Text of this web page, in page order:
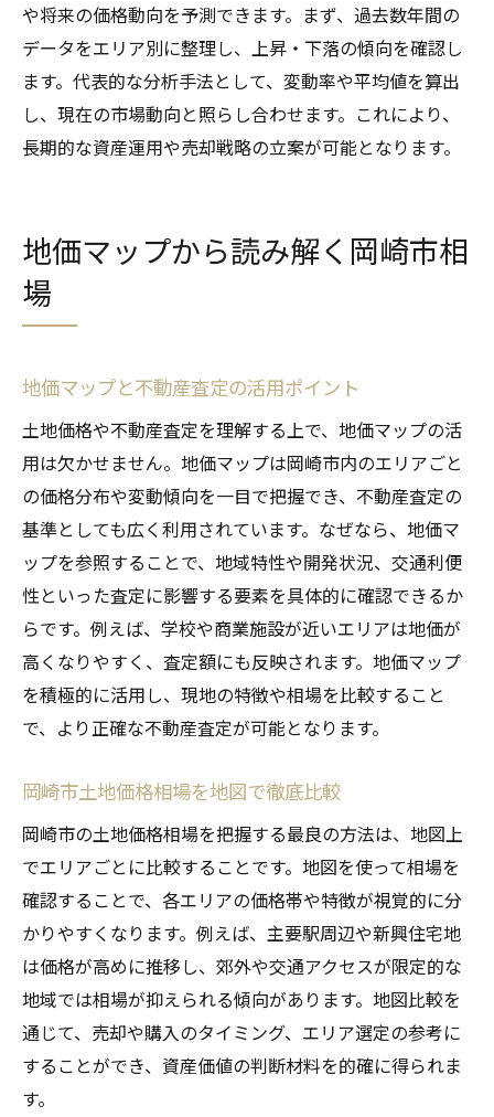
や将来の価格動向を予測できます。まず、過去数年間の
データをエリア別に整理し、上昇・下落の傾向を確認し
ます。代表的な分析手法として、変動率や平均値を算出
し、現在の市場動向と照らし合わせます。これにより、
長期的な資産運用や売却戦略の立案が可能となります。
地価マップから読み解く岡崎市相
場
地価マップと不動産査定の活用ポイント
土地価格や不動産査定を理解する上で、地価マップの活
用は欠かせません。地価マップは岡崎市内のエリアごと
の価格分布や変動傾向を一目で把握でき、不動産査定の
基準としても広く利用されています。なぜなら、地価マ
ップを参照することで、地域特性や開発状況、交通利便
性といった査定に影響する要素を具体的に確認できるか
らです。例えば、学校や商業施設が近いエリアは地価が
高くなりやすく、査定額にも反映されます。地価マップ
を積極的に活用し、現地の特徴や相場を比較すること
で、より正確な不動産査定が可能となります。
岡崎市土地価格相場を地図で徹底比較
岡崎市の土地価格相場を把握する最良の方法は、地図上
でエリアごとに比較することです。地図を使って相場を
確認することで、各エリアの価格帯や特徴が視覚的に分
かりやすくなります。例えば、主要駅周辺や新興住宅地
は価格が高めに推移し、郊外や交通アクセスが限定的な
地域では相場が抑えられる傾向があります。地図比較を
通じて、売却や購入のタイミング、エリア選定の参考に
することができ、資産価値の判断材料を的確に得られま
す。